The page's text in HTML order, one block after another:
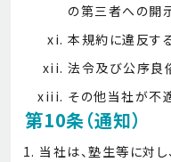
の第三者への開
本規約に違反す
法令及び公序良
その他当社が不
第10条（通知）
当社は、塾生等に対